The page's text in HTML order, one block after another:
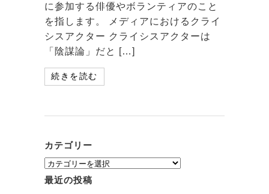
に参加する俳優やボランティアのこと
を指します。 メディアにおけるクライ
シスアクター クライシスアクターは
「陰謀論」だと […]
続きを読む
カテゴリー
カ
テ
ゴ
最近の投稿